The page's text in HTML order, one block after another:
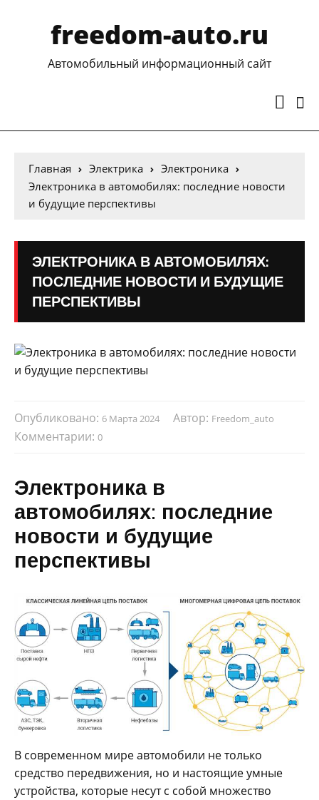
freedom-auto.ru
Автомобильный информационный сайт
Главная Электрика
Электроника
Электроника в автомобилях: последние новости
и будущие перспективы
ЭЛЕКТРОНИКА В АВТОМОБИЛЯХ:
ПОСЛЕДНИЕ НОВОСТИ И БУДУЩИЕ
ПЕРСПЕКТИВЫ
Опубликовано: 6 Марта 2024 Автор: Freedom_auto
Комментарии: 0
Электроника в
автомобилях: последние
новости и будущие
перспективы
В современном мире автомобили не только
средство передвижения, но и настоящие умные
устройства, которые несут с собой множество